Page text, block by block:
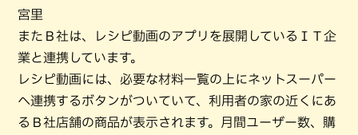
宮里
またＢ社は、レシピ動画のアプリを展開しているＩＴ企
業と連携しています。
レシピ動画には、必要な材料一覧の上にネットスーパー
へ連携するボタンがついていて、利用者の家の近くにあ
るＢ社店舗の商品が表示されます。月間ユーザー数、購